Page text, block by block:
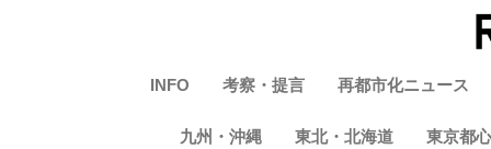
INFO 考察・提言 再都市化ニュース
九州・沖縄 東北・北海道 東京都心